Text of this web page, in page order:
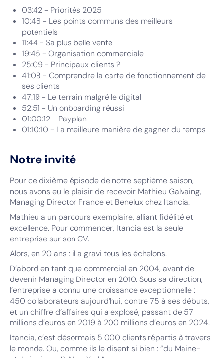
03:42 - Priorités 2025
10:46 - Les points communs des meilleurs
potentiels
11:44 - Sa plus belle vente
19:45 - Organisation commerciale
25:09 - Principaux clients ?
41:08 - Comprendre la carte de fonctionnement de
ses clients
47:19 - Le terrain malgré le digital
52:51 - Un onboarding réussi
01:00:12 - Payplan
01:10:10 - La meilleure manière de gagner du temps
Notre invité
Pour ce dixième épisode de notre septième saison,
nous avons eu le plaisir de recevoir Mathieu Galvaing,
Managing Director France et Benelux chez Itancia.
Mathieu a un parcours exemplaire, alliant fidélité et
excellence. Pour commencer, Itancia est la seule
entreprise sur son CV.
Alors, en 20 ans : il a gravi tous les échelons.
D’abord en tant que commercial en 2004, avant de
devenir Managing Director en 2010. Sous sa direction,
l’entreprise a connu une croissance exceptionnelle :
450 collaborateurs aujourd’hui, contre 75 à ses débuts,
et un chiffre d’affaires qui a explosé, passant de 57
millions d’euros en 2019 à 200 millions d’euros en 2024.
Itancia, c’est désormais 5 000 clients répartis à travers
le monde. Ou, comme ils le disent si bien : “du Maine-